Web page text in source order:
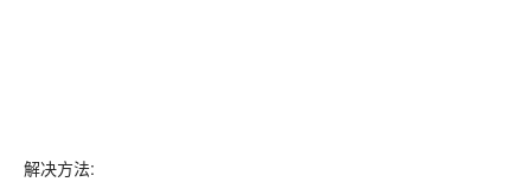
解决方法: